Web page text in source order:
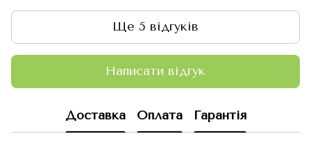
Ще 5 відгуків
Написати відгук
Доставка Оплата Гарантія